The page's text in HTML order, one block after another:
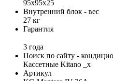
95x95x25
Внутренний блок - вес
27 кг
Гарантия
3 года
Поиск по сайту -
Кассетные Kitano _x
Артикул